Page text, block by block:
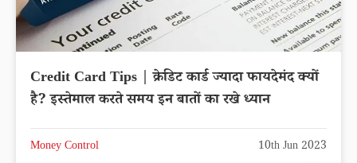
Credit Card Tips | क्रेडिट कार्ड ज्यादा फायदेमंद क्यों
है? इस्तेमाल करते समय इन बातों का रखे ध्यान
Money Control 10th Jun 2023